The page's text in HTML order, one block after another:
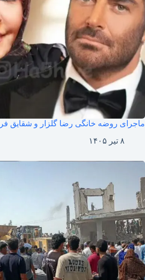
ماجرای روضه خانگی رضا گلزار و شقایق
۸ تیر ۱۴۰۵